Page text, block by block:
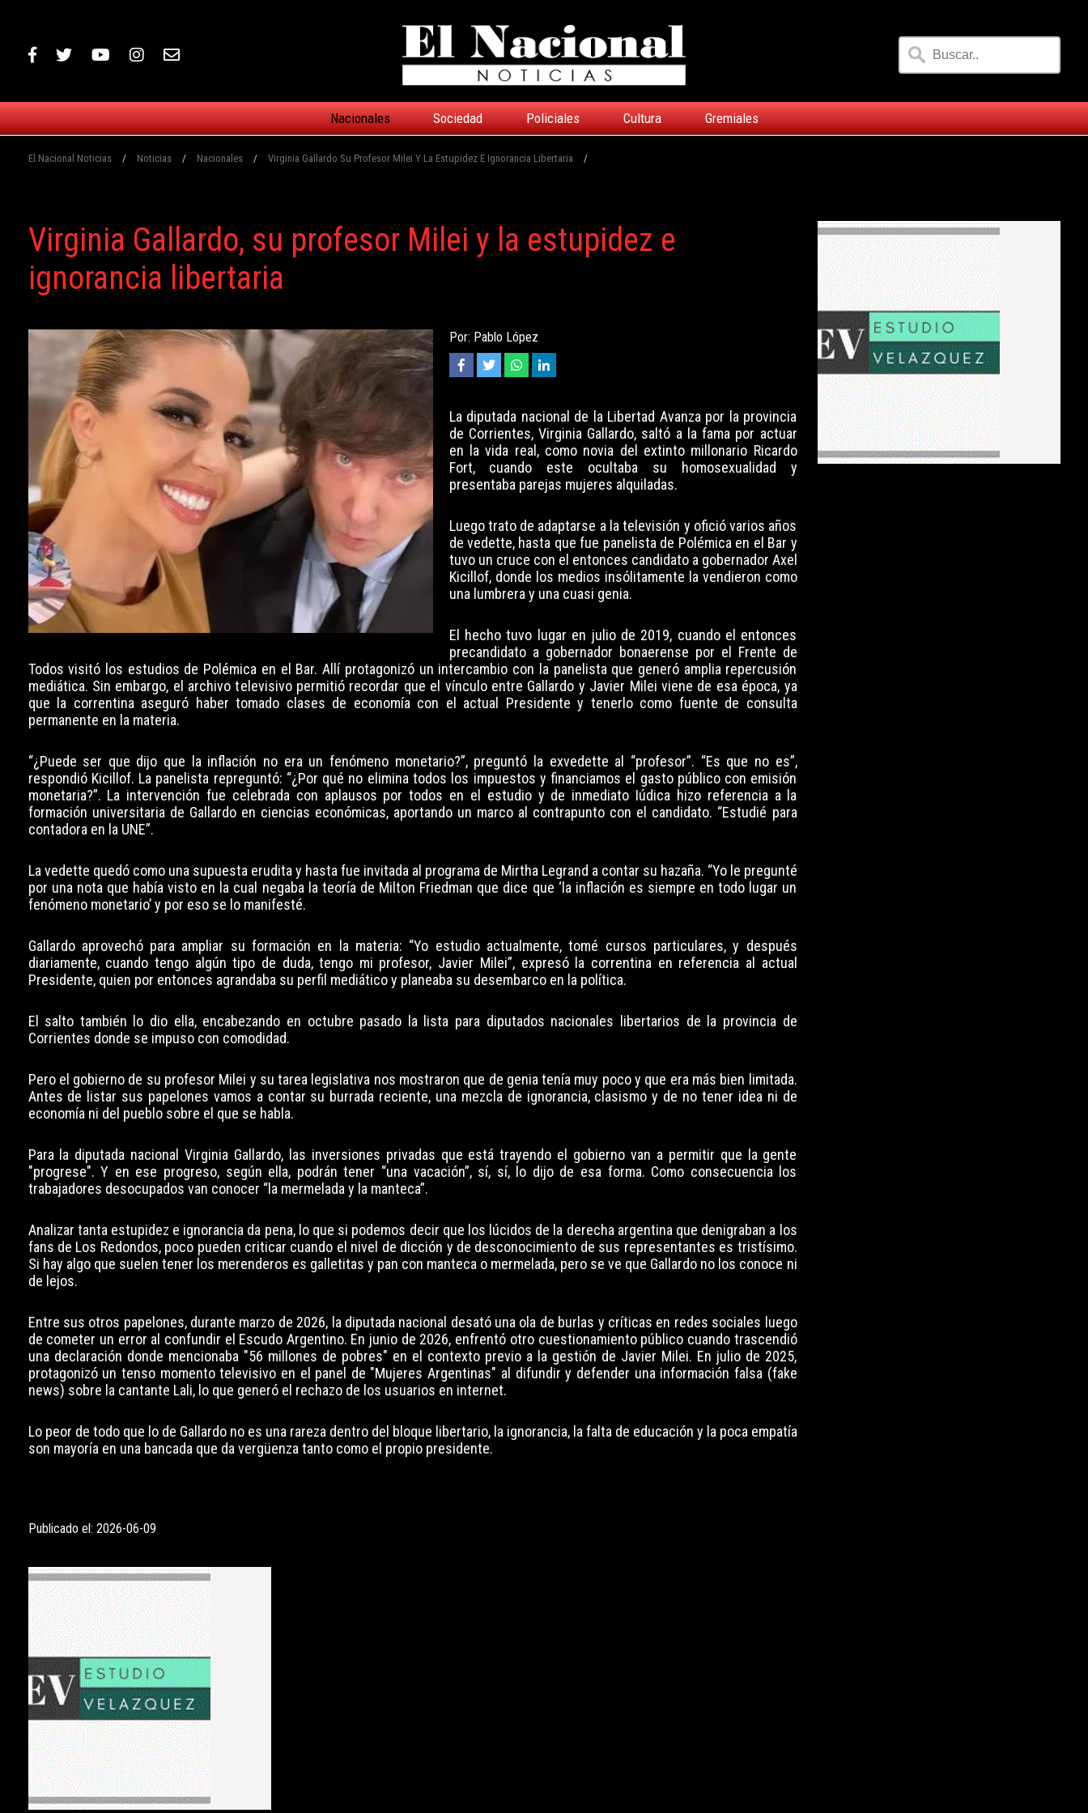
Nacionales Sociedad Policiales Cultura Gremiales
El Nacional Noticias / Noticias / Nacionales / Virginia Gallardo Su Profesor Milei Y La Estupidez E Ignorancia Libertaria /
Virginia Gallardo, su profesor Milei y la estupidez e
ignorancia libertaria
Por: Pablo López
La diputada nacional de la Libertad Avanza por la provincia
de Corrientes, Virginia Gallardo, saltó a la fama por actuar
en la vida real, como novia del extinto millonario Ricardo
Fort, cuando este ocultaba su homosexualidad y
presentaba parejas mujeres alquiladas.
Luego trato de adaptarse a la televisión y ofició varios años
de vedette, hasta que fue panelista de Polémica en el Bar y
tuvo un cruce con el entonces candidato a gobernador Axel
Kicillof, donde los medios insólitamente la vendieron como
una lumbrera y una cuasi genia.
El hecho tuvo lugar en julio de 2019, cuando el entonces
precandidato a gobernador bonaerense por el Frente de
Todos visitó los estudios de Polémica en el Bar. Allí protagonizó un intercambio con la panelista que generó amplia repercusión
mediática. Sin embargo, el archivo televisivo permitió recordar que el vínculo entre Gallardo y Javier Milei viene de esa época, ya
que la correntina aseguró haber tomado clases de economía con el actual Presidente y tenerlo como fuente de consulta
permanente en la materia.
“¿Puede ser que dijo que la inflación no era un fenómeno monetario?”, preguntó la exvedette al “profesor”. “Es que no es”,
respondió Kicillof. La panelista repreguntó: “¿Por qué no elimina todos los impuestos y financiamos el gasto público con emisión
monetaria?”. La intervención fue celebrada con aplausos por todos en el estudio y de inmediato Iúdica hizo referencia a la
formación universitaria de Gallardo en ciencias económicas, aportando un marco al contrapunto con el candidato. “Estudié para
contadora en la UNE”.
La vedette quedó como una supuesta erudita y hasta fue invitada al programa de Mirtha Legrand a contar su hazaña. “Yo le pregunté
por una nota que había visto en la cual negaba la teoría de Milton Friedman que dice que ‘la inflación es siempre en todo lugar un
fenómeno monetario’ y por eso se lo manifesté.
Gallardo aprovechó para ampliar su formación en la materia: “Yo estudio actualmente, tomé cursos particulares, y después
diariamente, cuando tengo algún tipo de duda, tengo mi profesor, Javier Milei”, expresó la correntina en referencia al actual
Presidente, quien por entonces agrandaba su perfil mediático y planeaba su desembarco en la política.
El salto también lo dio ella, encabezando en octubre pasado la lista para diputados nacionales libertarios de la provincia de
Corrientes donde se impuso con comodidad.
Pero el gobierno de su profesor Milei y su tarea legislativa nos mostraron que de genia tenía muy poco y que era más bien limitada.
Antes de listar sus papelones vamos a contar su burrada reciente, una mezcla de ignorancia, clasismo y de no tener idea ni de
economía ni del pueblo sobre el que se habla.
Para la diputada nacional Virginia Gallardo, las inversiones privadas que está trayendo el gobierno van a permitir que la gente
"progrese". Y en ese progreso, según ella, podrán tener “una vacación”, sí, sí, lo dijo de esa forma. Como consecuencia los
trabajadores desocupados van conocer “la mermelada y la manteca”.
Analizar tanta estupidez e ignorancia da pena, lo que si podemos decir que los lúcidos de la derecha argentina que denigraban a los
fans de Los Redondos, poco pueden criticar cuando el nivel de dicción y de desconocimiento de sus representantes es tristísimo.
Si hay algo que suelen tener los merenderos es galletitas y pan con manteca o mermelada, pero se ve que Gallardo no los conoce ni
de lejos.
Entre sus otros papelones, durante marzo de 2026, la diputada nacional desató una ola de burlas y críticas en redes sociales luego
de cometer un error al confundir el Escudo Argentino. En junio de 2026, enfrentó otro cuestionamiento público cuando trascendió
una declaración donde mencionaba "56 millones de pobres" en el contexto previo a la gestión de Javier Milei. En julio de 2025,
protagonizó un tenso momento televisivo en el panel de "Mujeres Argentinas" al difundir y defender una información falsa (fake
news) sobre la cantante Lali, lo que generó el rechazo de los usuarios en internet.
Lo peor de todo que lo de Gallardo no es una rareza dentro del bloque libertario, la ignorancia, la falta de educación y la poca empatía
son mayoría en una bancada que da vergüenza tanto como el propio presidente.
Publicado el: 2026-06-09